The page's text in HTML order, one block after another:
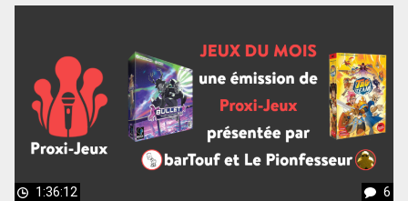
1:36:12 6